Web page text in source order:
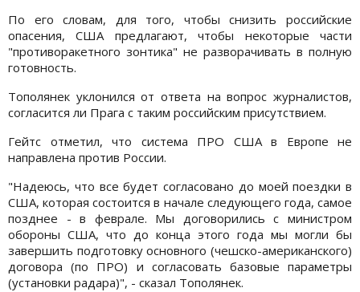
По его словам, для того, чтобы снизить российские
опасения, США предлагают, чтобы некоторые части
"противоракетного зонтика" не разворачивать в полную
готовность.
Тополянек уклонился от ответа на вопрос журналистов,
согласится ли Прага с таким российским присутствием.
Гейтс отметил, что система ПРО США в Европе не
направлена против России.
"Надеюсь, что все будет согласовано до моей поездки в
США, которая состоится в начале следующего года, самое
позднее - в феврале. Мы договорились с министром
обороны США, что до конца этого года мы могли бы
завершить подготовку основного (чешско-американского)
договора (по ПРО) и согласовать базовые параметры
(установки радара)", - сказал Тополянек.